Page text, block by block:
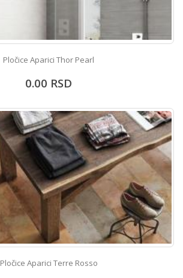
Pločice Aparici Thor Pearl
0.00 RSD
Pločice Aparici Terre Rosso